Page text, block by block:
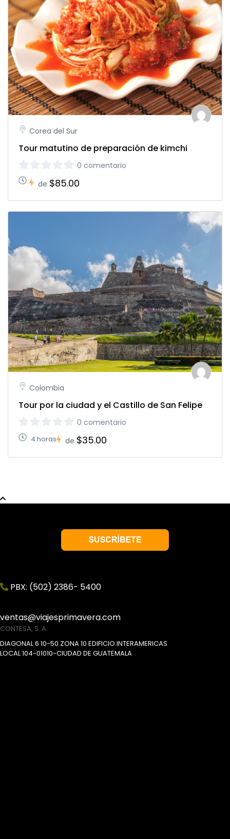
Corea del Sur
Tour matutino de preparación de kimchi
0 comentario
de $85.00
Colombia
Tour por la ciudad y el Castillo de San Felipe
0 comentario
4 horas de $35.00
PBX: (502) 2386- 5400
ventas@viajesprimavera.com
CONTESA, S. A.
DIAGONAL 6 10-50 ZONA 10 EDIFICIO INTERAMERICAS
LOCAL 104-01010-CIUDAD DE GUATEMALA